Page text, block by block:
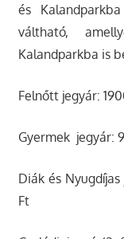
és
váltható,
Kalandparkba is
Felnőtt jegyár:
Gyermek jegyár:
Diák és
Ft